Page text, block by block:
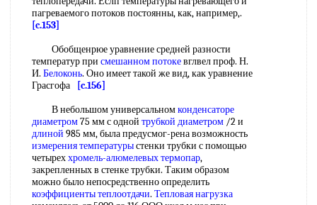
пагреваемого потоков постоянны, как, например,.
[c.153]
Обобщенрюе уравнение средней разности
температур при смешанном потокевглвел проф. Н.
И. Белоконь. Оно имеет такой же вид, как уравнение
Грасгофа
[c.156]
В небольшом универсальномконденсаторе
диаметром75 мм с одной трубкой диаметром /2 и
длиной 985 мм, была предусмог-рена возможность
измерения температурыстенки трубки с помощью
четыреххромель-алюмелевых термопар,
закрепленных в стенке трубки. Таким образом
можно было непосредственно определить
коэффициенты теплоотдачи. Тепловая нагрузка